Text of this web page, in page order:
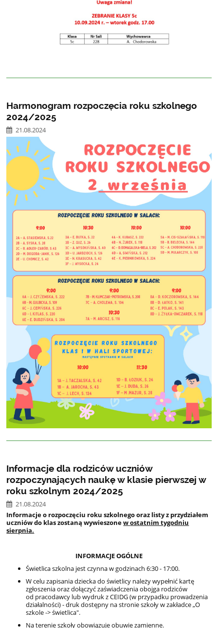
Harmonogram rozpoczęcia roku szkolnego
2024/2025
21.08.2024
Informacje dla rodziców uczniów
rozpoczynających naukę w klasie pierwszej w
roku szkolnym 2024/2025
21.08.2024
Informacje o rozpoczęciu roku szkolnego oraz listy z przydziałem
uczniów do klas zostaną wywieszonewostatnim tygodniu
sierpnia.
INFORMACJE OGÓLNE
Świetlica szkolna jest czynna w godzinach 6:30 - 17:00.
W celu zapisania dziecka do świetlicy należy wypełnić kartę
zgłoszeniaorazdołączyć zaświadczenia obojga rodziców
od pracodawcy lub wydruk z CEIDG (w przypadku prowadzenia
działalności) - druk dostępny na stronie szkoły w zakładce „O
szkole -> świetlica".
Na terenie szkoły obowiązuje obuwie zamienne.